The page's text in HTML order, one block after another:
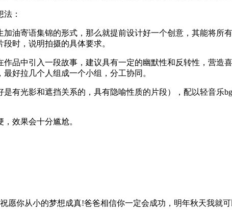
：
油寄语集锦的形式，那么就提前设计好一个创意，其能将所
时，说明拍摄的具体要求。
品中引入一段故事，建议具有一定的幽默性和反转性，营造
好拉几个人组成一个小组，分工协同。
有光影和遮挡关系的，具有隐喻性质的片段），配以轻音乐
效果会十分尴尬。
你从小的梦想成真!爸爸相信你一定会成功，明年秋天我就